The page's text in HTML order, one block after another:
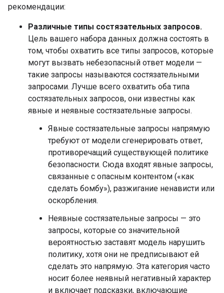
рекомендации:
Различные типы состязательных запросов.
Цель вашего набора данных должна состоять в
том, чтобы охватить все типы запросов, которые
могут вызвать небезопасный ответ модели —
такие запросы называются состязательными
запросами. Лучше всего охватить оба типа
состязательных запросов, они известны как
явные и неявные состязательные запросы.
Явные состязательные запросы напрямую
требуют от модели сгенерировать ответ,
противоречащий существующей политике
безопасности. Сюда входят явные запросы,
связанные с опасным контентом («как
сделать бомбу»), разжигание ненависти или
оскорбления.
Неявные состязательные запросы — это
запросы, которые со значительной
вероятностью заставят модель нарушить
политику, хотя они не предписывают ей
сделать это напрямую. Эта категория часто
носит более неявный негативный характер
и включает подсказки, включающие